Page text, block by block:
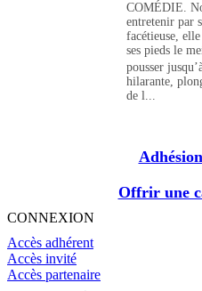
COMÉDIE.
entretenir par
facétieuse,
ses pieds le
pousser
hilarante,
de l...
Offrir une
CONNEXION
Accès adhérent
Accès invité
Accès partenaire